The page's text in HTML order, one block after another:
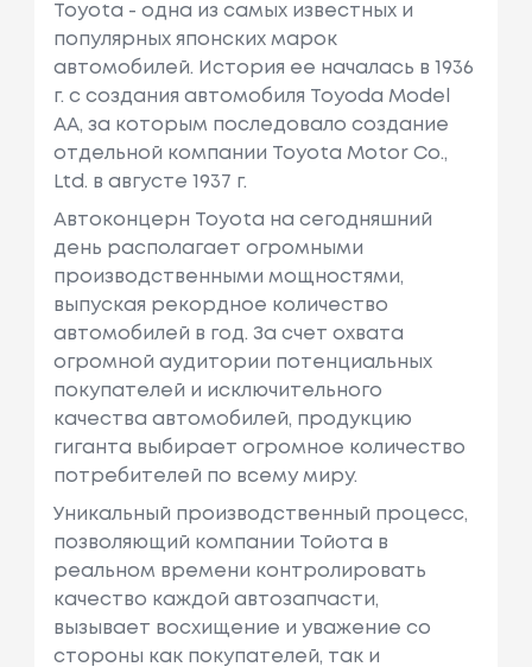
Toyota - одна из самых известных и
популярных японских марок
автомобилей. История ее началась в 1936
г. с создания автомобиля Toyoda Model
AA, за которым последовало создание
отдельной компании Toyota Motor Co.,
Ltd. в августе 1937 г.
Автоконцерн Toyota на сегодняшний
день располагает огромными
производственными мощностями,
выпуская рекордное количество
автомобилей в год. За счет охвата
огромной аудитории потенциальных
покупателей и исключительного
качества автомобилей, продукцию
гиганта выбирает огромное количество
потребителей по всему миру.
Уникальный производственный процесс,
позволяющий компании Тойота в
реальном времени контролировать
качество каждой автозапчасти,
вызывает восхищение и уважение со
стороны как покупателей, так и